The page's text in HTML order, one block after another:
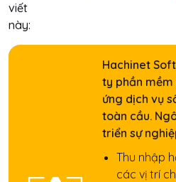
viết
này:
Hachinet
ty phần
ứng dịch vụ
toàn cầu.
triển sự
Thu nhập
các vị trí